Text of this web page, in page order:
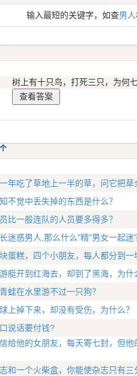
输入最短的关键字，如查男人
树上有十只鸟，打死三只，为何
年吃了草地上一半的草，问它把
不觉中丢失掉的东西是什么？
比一般连队的人员要多得多？
迷惑男人,那么什么"精"男女一起迷
蛋糕，四个小朋友，每人都分到
艇开到红海去，却到了黑海，为什
蛙在水里游不过一只狗？
上掉下来，却没有受伤，为什么？
说话要付钱?
给他的女朋友，每天寄七封，但
和一个火柴盒，你能使杂志只有